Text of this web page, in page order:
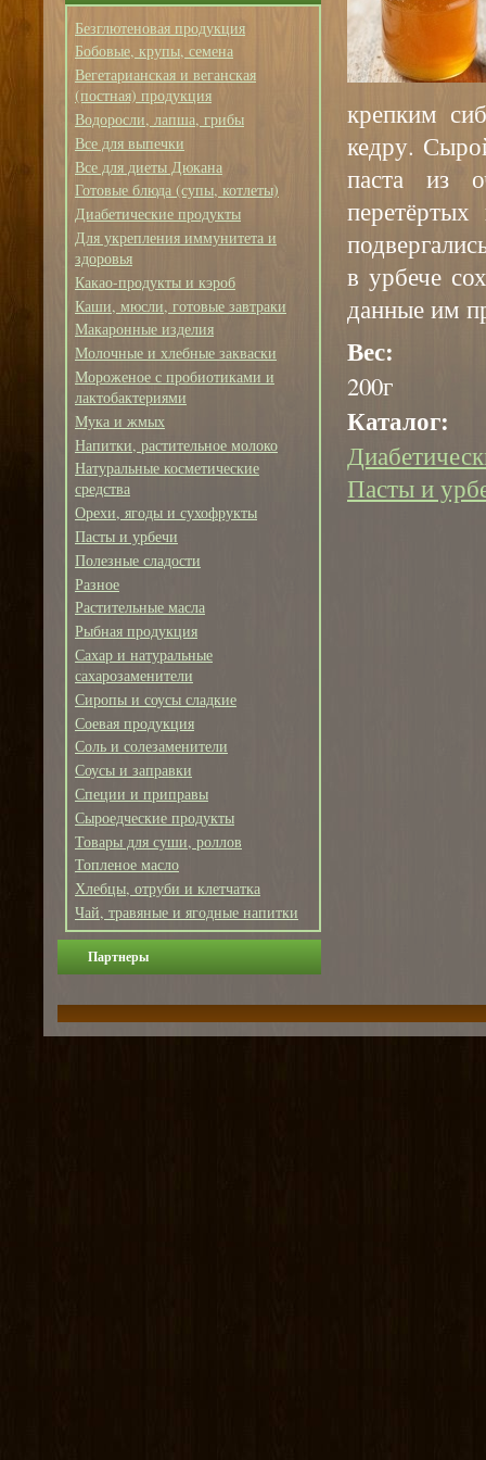
Безглютеновая продукция
Бобовые, крупы, семена
Вегетарианская и веганская
(постная) продукция
Водоросли, лапша, грибы
Все для выпечки
Все для диеты Дюкана
Готовые блюда (супы, котлеты)
Диабетические продукты
Для укрепления иммунитета и
здоровья
Какао-продукты и кэроб
Каши, мюсли, готовые завтраки
Макаронные изделия
Молочные и хлебные закваски
Мороженое с пробиотиками и
лактобактериями
Мука и жмых
Напитки, растительное молоко
Натуральные косметические
средства
Орехи, ягоды и сухофрукты
Пасты и урбечи
Полезные сладости
Разное
Растительные масла
Рыбная продукция
Сахар и натуральные
сахарозаменители
Сиропы и соусы сладкие
Соевая продукция
Соль и солезаменители
Соусы и заправки
Специи и приправы
Сыроедческие продукты
Товары для суши, роллов
Топленое масло
Хлебцы, отруби и клетчатка
Чай, травяные и ягодные напитки
Партнеры
крепким
кедру.
паста из
в урбече
данные им
Вес:
200г
Каталог:
Пасты и